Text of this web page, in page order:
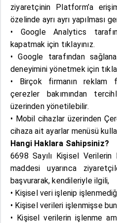
ziyaretçinin Platform’a
özelinde ayrı ayrı yapılması
• Google Analytics
kapatmak için tıklayınız.
• Google tarafından
deneyimini yönetmek için
• Birçok firmanın reklam
çerezler bakımından
üzerinden yönetilebilir.
• Mobil cihazlar üzerinden
cihaza ait ayarlar menüsü
Hangi Haklara Sahipsiniz?
6698 Sayılı Kişisel Verilerin
maddesi uyarınca
başvurarak, kendileriyle ilgili,
• Kişisel veri işlenip
• Kişisel verileri işlenmişse
• Kişisel verilerin işlenme